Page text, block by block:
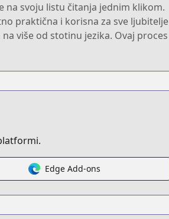
na svoju listu čitanja jednim klikom.
praktična i korisna za sve ljubitelje
više od stotinu jezika. Ovaj proces
Edge Add-ons